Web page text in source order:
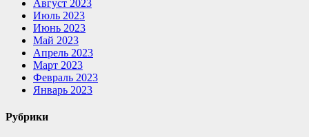
Август 2023
Июль 2023
Июнь 2023
Май 2023
Апрель 2023
Март 2023
Февраль 2023
Январь 2023
Рубрики